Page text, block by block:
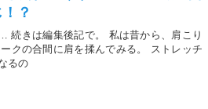
？
続きは編集後記で。 私は昔から、肩こり
クの合間に肩を揉んでみる。 ストレッチ
るの